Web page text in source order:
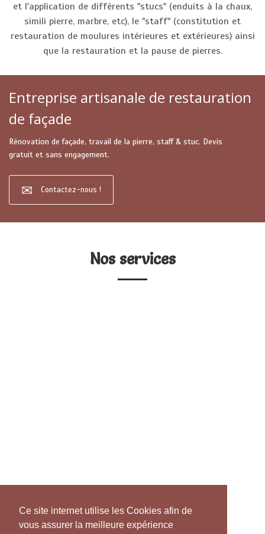
Ce site internet utilise les Cookies afin de
vous assurer la meilleure expérience
et l'application de différents "stucs" (enduits à la chaux,
simili pierre, marbre, etc), le "staff" (constitution et
restauration de moulures intérieures et extérieures) ainsi
que la restauration et la pause de pierres.
Entreprise artisanale de restauration
de façade
Rénovation de façade, travail de la pierre, staff & stuc. Devis
gratuit et sans engagement.
Contactez-nous !
Nos services